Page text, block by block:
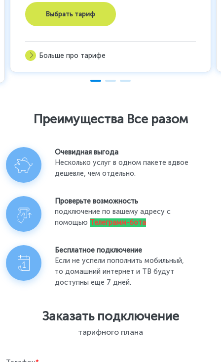
Выбрать тариф
Больше про тарифе
Преимущества Все разом
Очевидная выгода
Несколько услуг в одном пакете вдвое
дешевле, чем отдельно.
Проверьте возможность
подключение по вашему адресу с
помощью Телеграмм-бота
Бесплатное подключение
Если не успели пополнить мобильный,
то домашний интернет и ТВ будут
доступны еще 7 дней.
Заказать подключение
тарифного плана